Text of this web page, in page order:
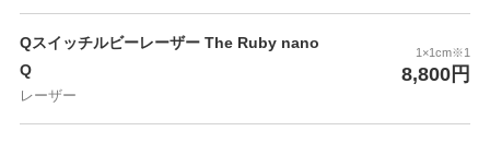
Qスイッチルビーレーザー The Ruby nano
Q
レーザー
1×1cm※1
8,800円